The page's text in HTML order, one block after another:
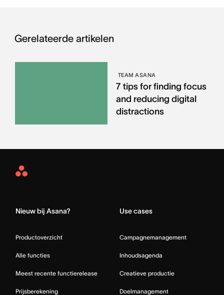
Gerelateerde artikelen
TEAM ASANA
7 tips for finding focus
and reducing digital
distractions
Asana
Nieuw bij Asana?
Productoverzicht
Alle functies
Meest recente functierelease
Prijsberekening
Use cases
Campagnemanagement
Inhoudsagenda
Creatieve productie
Doelmanagement